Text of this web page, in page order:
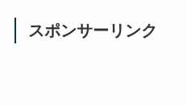
スポンサーリンク